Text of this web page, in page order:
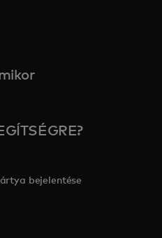
bejelentése